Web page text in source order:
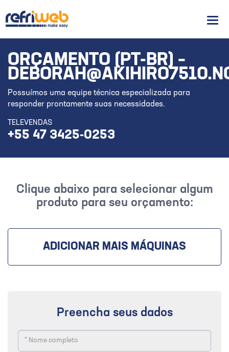
ORÇAMENTO (PT-BR) –
Possuímos uma equipe técnica especializada para
responder prontamente suas necessidades.
TELEVENDAS
+55 47 3425-0253
Clique abaixo para selecionar algum
produto para seu orçamento:
ADICIONAR MAIS MÁQUINAS
Preencha seus dados